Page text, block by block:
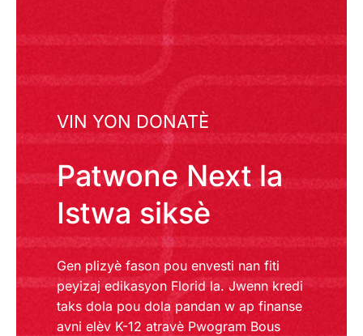
VIN YON DONATÈ
Patwone Next la
Istwa siksè
Gen plizyè fason pou envesti nan fiti
peyizaj edikasyon Florid la. Jwenn kredi
taks dola pou dola pandan w ap finanse
avni elèv K-12 atravè Pwogram Bous